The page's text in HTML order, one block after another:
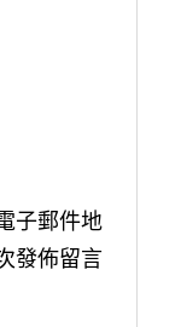
子郵件地
發佈留言